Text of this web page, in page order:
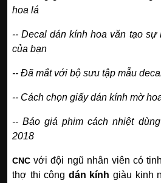
hoa lá
--Decal dán kính hoa văn tạo sự
của bạn
-- Đã mắt với bộ sưu tập mẫu
-- Cách chọn giấy dán kính mờ
--Báo giá phim cách nhiệt
2018
CNC với đội ngũ nhân viên có
thợ thi công dán kính giàu kinh